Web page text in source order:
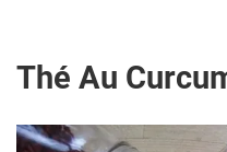
Thé Au